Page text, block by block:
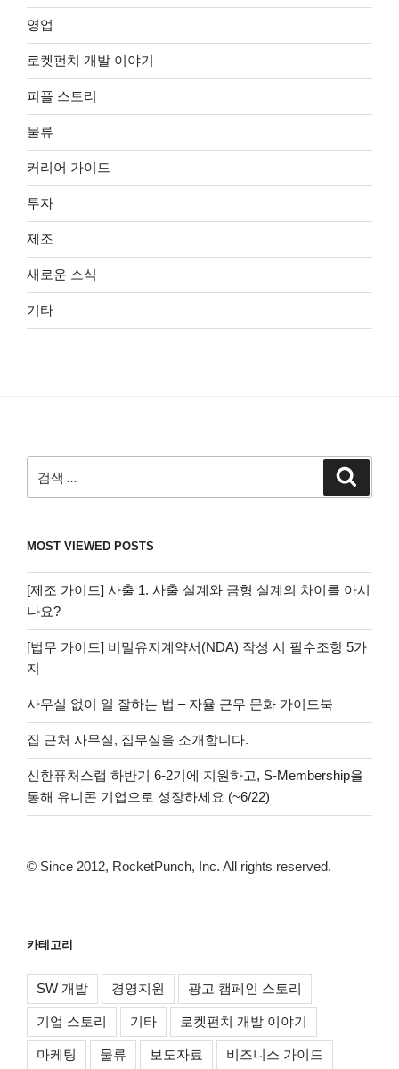
영업
로켓펀치 개발 이야기
피플 스토리
물류
커리어 가이드
투자
제조
새로운 소식
기타
색:
MOST VIEWED POSTS
[제조 가이드] 사출 1. 사출 설계와 금형 설계의 차이를 아시
나요?
[법무 가이드] 비밀유지계약서(NDA) 작성 시 필수조항 5가
지
사무실 없이 일 잘하는 법 – 자율 근무 문화 가이드북
집 근처 사무실, 집무실을 소개합니다.
신한퓨처스랩 하반기 6-2기에 지원하고, S-Membership을
통해 유니콘 기업으로 성장하세요 (~6/22)
© Since 2012, RocketPunch, Inc. All rights reserved.
카테고리
SW 개발 경영지원 광고 캠페인 스토리
기업 스토리 기타 로켓펀치 개발 이야기
마케팅 물류 보도자료 비즈니스 가이드